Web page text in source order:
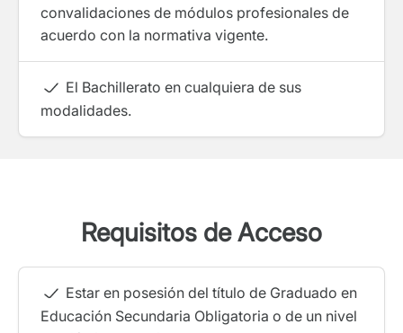
convalidaciones de módulos profesionales de
acuerdo con la normativa vigente.
El Bachillerato en cualquiera de sus
modalidades.
Requisitos de Acceso
Estar en posesión del título de Graduado en
Educación Secundaria Obligatoria o de un nivel